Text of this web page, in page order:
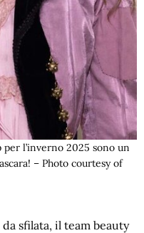
l’inverno 2025 sono un
– Photo courtesy of
sfilata, il team beauty